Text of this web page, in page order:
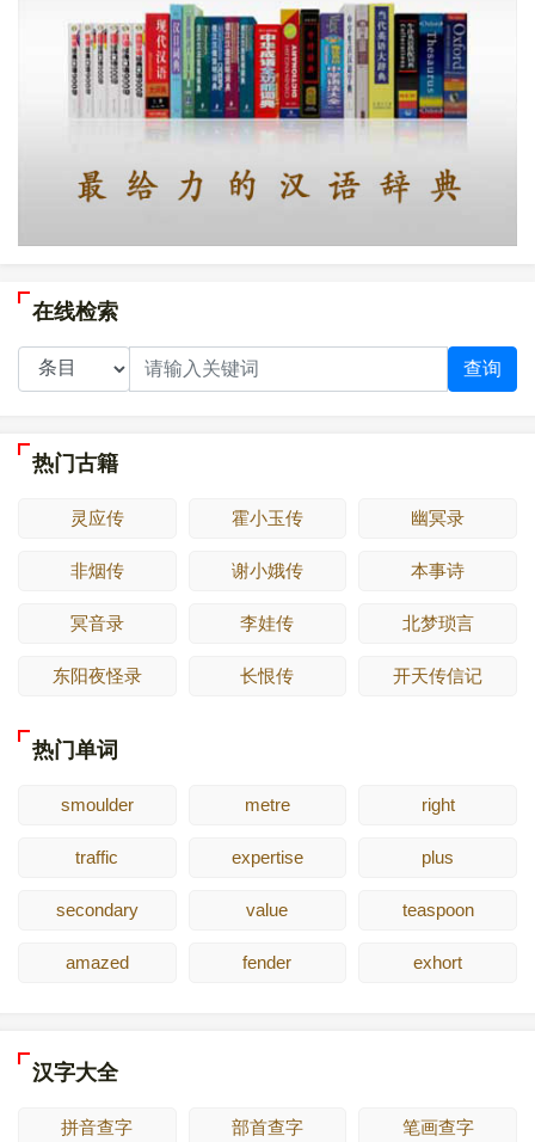
在线检索
查询
热门古籍
灵应传 霍小玉传 幽冥录
非烟传 谢小娥传 本事诗
冥音录 李娃传 北梦琐言
东阳夜怪录 长恨传 开天传信记
热门单词
smoulder metre right
traffic expertise plus
secondary value teaspoon
amazed fender exhort
汉字大全
拼音查字 部首查字 笔画查字